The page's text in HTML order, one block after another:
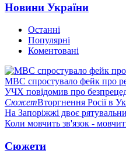
Новини України
Останні
Популярні
Коментовані
МВС спростувало фейк про
УЧХ повідомив про
СюжетВторгнення Росії в
На Запоріжжі двоє
Коли мовчить зв'язок -
Сюжети